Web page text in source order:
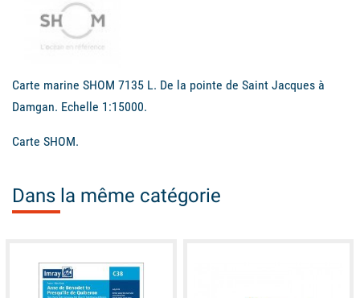
Carte marine SHOM 7135 L. De la pointe de Saint Jacques à
Damgan. Echelle 1:15000.
Carte SHOM.
Dans la même catégorie
unavailable